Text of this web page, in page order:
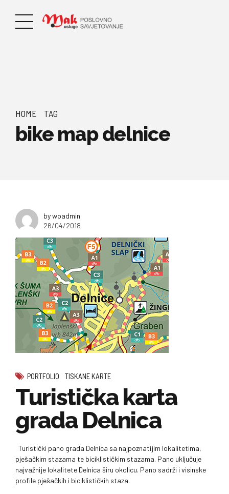
HOME TAG
bike map delnice
by wpadmin
26/04/2018
PORTFOLIO TISKANE KARTE
Turistička karta
grada Delnica
Turistički pano grada Delnica sa najpoznatijim lokalitetima,
pješačkim stazama te biciklističkim stazama. Pano uključuje
najvažnije lokalitete Delnica širu okolicu. Pano sadrži i visinske
profile pješačkih i biciklističkih staza.